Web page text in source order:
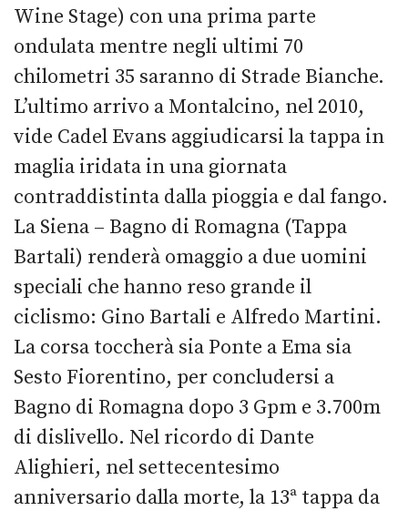
Wine Stage) con una prima parte
ondulata mentre negli ultimi 70
chilometri 35 saranno di Strade Bianche.
L’ultimo arrivo a Montalcino, nel 2010,
vide Cadel Evans aggiudicarsi la tappa in
maglia iridata in una giornata
contraddistinta dalla pioggia e dal fango.
La Siena – Bagno di Romagna (Tappa
Bartali) renderà omaggio a due uomini
speciali che hanno reso grande il
ciclismo: Gino Bartali e Alfredo Martini.
La corsa toccherà sia Ponte a Ema sia
Sesto Fiorentino, per concludersi a
Bagno di Romagna dopo 3 Gpm e 3.700m
di dislivello. Nel ricordo di Dante
Alighieri, nel settecentesimo
anniversario dalla morte, la 13ª tappa da